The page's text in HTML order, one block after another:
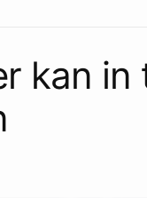
kan in